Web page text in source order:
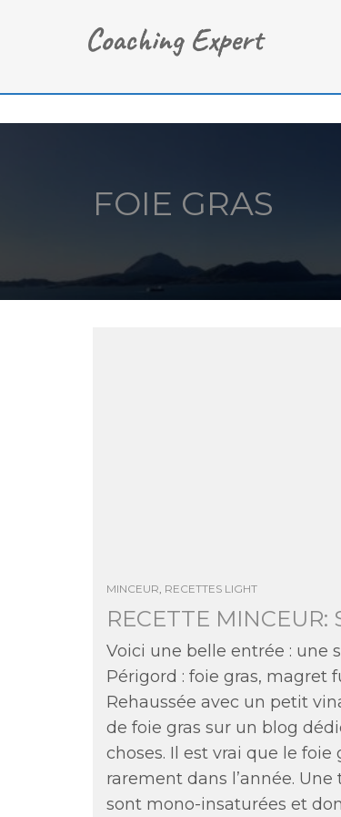
FOIE GRAS
MINCEUR, RECETTES LIGHT
RECETTE
Voici une belle entrée : une
Périgord : foie gras, magret
Rehaussée avec un petit
de foie gras sur un blog
choses. Il est vrai que le
rarement dans l’année.
sont mono-insaturées et